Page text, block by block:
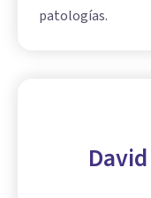
patologías.